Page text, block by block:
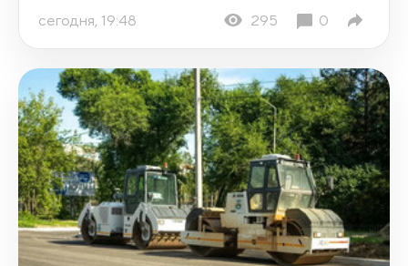
сегодня, 19:48 295 0